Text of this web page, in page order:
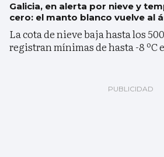
Galicia, en alerta por nieve y
cero: el manto blanco vuelve al
La cota de nieve baja hasta los
registran mínimas de hasta -8 ºC